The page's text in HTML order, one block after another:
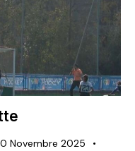
Novembre 2025